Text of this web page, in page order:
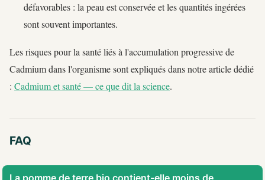
défavorables : la peau est conservée et les quantités ingérées
sont souvent importantes.
Les risques pour la santé liés à l'accumulation progressive de
Cadmium dans l'organisme sont expliqués dans notre article dédié
: Cadmium et santé — ce que dit la science.
FAQ
La pomme de terre bio contient-elle moins de